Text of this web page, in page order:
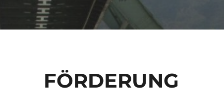
FÖRDERUNG